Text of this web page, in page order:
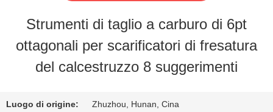
NOI
VISITA
ALLA
Strumenti di taglio a carburo di 6pt
ottagonali per scarificatori di fresatura
del calcestruzzo 8 suggerimenti
Luogo di origine: Zhuzhou, Hunan, Cina